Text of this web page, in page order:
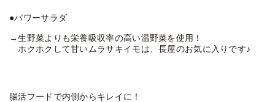
●パワーサラダ
→生野菜よりも栄養吸収率の高い温野菜を使用！
ホクホクして甘いムラサキイモは、長屋のお気に入りです♪
腸活フードで内側からキレイに！